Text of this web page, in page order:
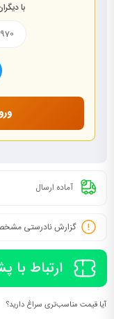
با
آماده ارسال
گزارش نادرستی
ارتباط با
آیا قیمت مناسب‌تری سراغ دارید؟